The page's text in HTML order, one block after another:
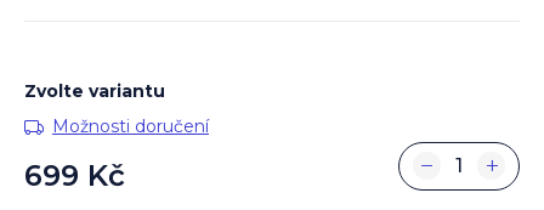
Zvolte variantu
Možnosti doručení
699 Kč +
−